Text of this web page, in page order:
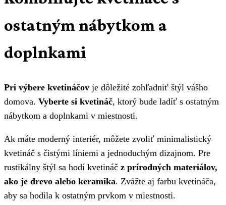
ostatným nábytkom a
doplnkami
Pri výbere kvetináčov je dôležité zohľadniť štýl vášho
domova. Vyberte si kvetináč, ktorý bude ladíť s ostatným
nábytkom a doplnkami v miestnosti.
Ak máte moderný interiér, môžete zvoliť minimalistický
kvetináč s čistými líniemi a jednoduchým dizajnom. Pre
rustikálny štýl sa hodí kvetináč z prírodných materiálov,
ako je drevo alebo keramika. Zvážte aj farbu kvetináča,
aby sa hodila k ostatným prvkom v miestnosti.